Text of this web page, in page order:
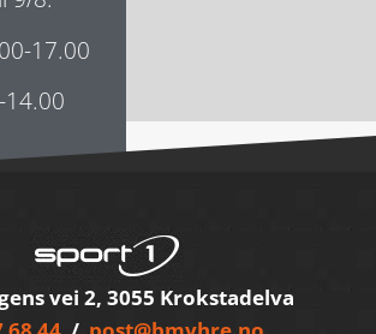
17.00
vei 2, 3055 Krokstadelva